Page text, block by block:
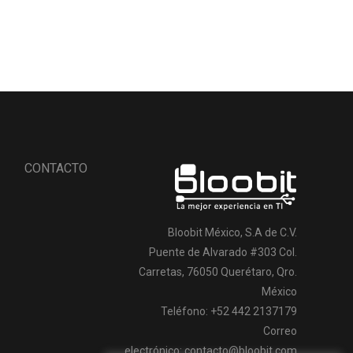
CONTACTO
Bloobit México, S.A de C.V.
Puente de Alvarado #303 Col.
Carretas, 76050 Querétaro, Qro.
México
Teléfono: +52 442 2137179
Correo
electrónico:contacto@bloobit.com